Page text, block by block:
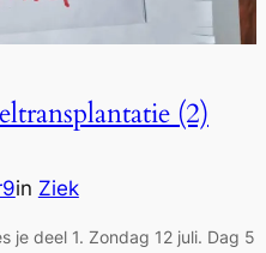
(2)
in Ziek
je deel 1. Zondag 12 juli. Dag 5